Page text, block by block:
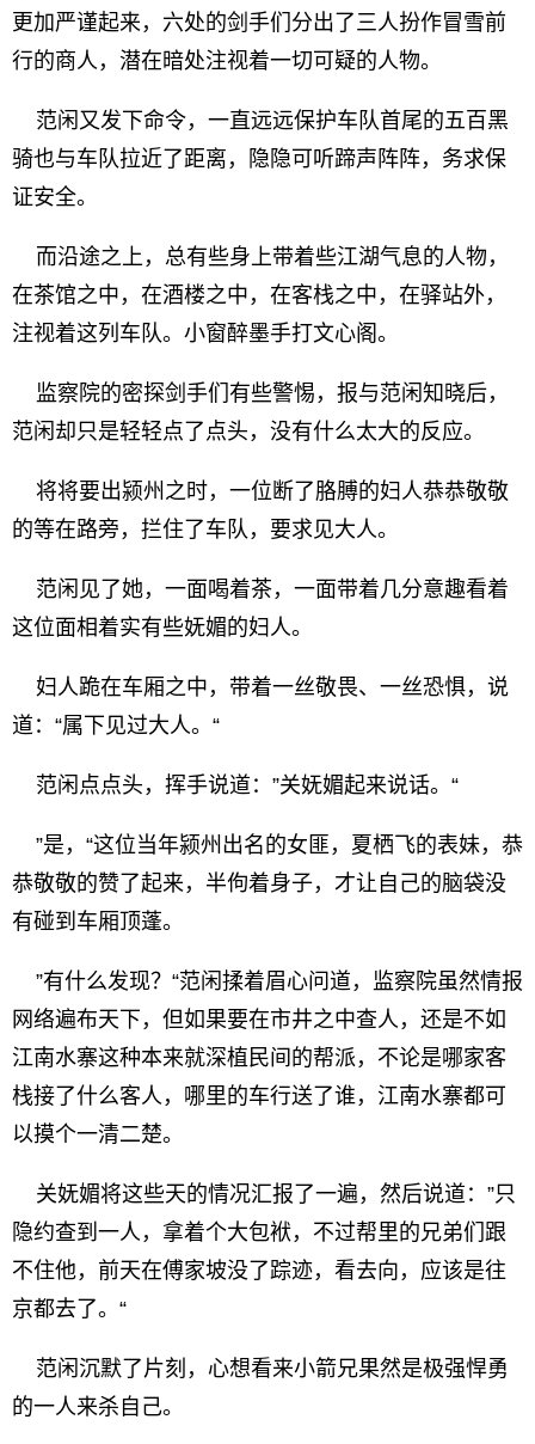
更加严谨起来，六处的剑手们分出了三人扮作冒雪前
行的商人，潜在暗处注视着一切可疑的人物。
范闲又发下命令，一直远远保护车队首尾的五百黑
骑也与车队拉近了距离，隐隐可听蹄声阵阵，务求保
证安全。
而沿途之上，总有些身上带着些江湖气息的人物，
在茶馆之中，在酒楼之中，在客栈之中，在驿站外，
注视着这列车队。小窗醉墨手打文心阁。
监察院的密探剑手们有些警惕，报与范闲知晓后，
范闲却只是轻轻点了点头，没有什么太大的反应。
将将要出颍州之时，一位断了胳膊的妇人恭恭敬敬
的等在路旁，拦住了车队，要求见大人。
范闲见了她，一面喝着茶，一面带着几分意趣看着
这位面相着实有些妩媚的妇人。
妇人跪在车厢之中，带着一丝敬畏、一丝恐惧，说
道：“属下见过大人。“
范闲点点头，挥手说道：”关妩媚起来说话。“
”是，“这位当年颍州出名的女匪，夏栖飞的表妹，恭
恭敬敬的赞了起来，半佝着身子，才让自己的脑袋没
有碰到车厢顶蓬。
”有什么发现？“范闲揉着眉心问道，监察院虽然情报
网络遍布天下，但如果要在市井之中查人，还是不如
江南水寨这种本来就深植民间的帮派，不论是哪家客
栈接了什么客人，哪里的车行送了谁，江南水寨都可
以摸个一清二楚。
关妩媚将这些天的情况汇报了一遍，然后说道：”只
隐约查到一人，拿着个大包袱，不过帮里的兄弟们跟
不住他，前天在傅家坡没了踪迹，看去向，应该是往
京都去了。“
范闲沉默了片刻，心想看来小箭兄果然是极强悍勇
的一人来杀自己。